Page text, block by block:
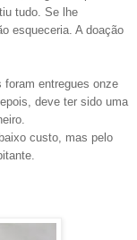
tudo. Se lhe
esqueceria. A doação
foram entregues onze
deve ter sido uma
custo, mas pelo